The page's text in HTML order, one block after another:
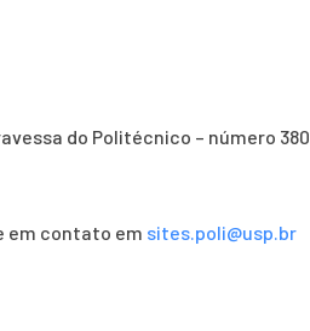
do Politécnico – número 380
em contato em sites.poli@usp.br